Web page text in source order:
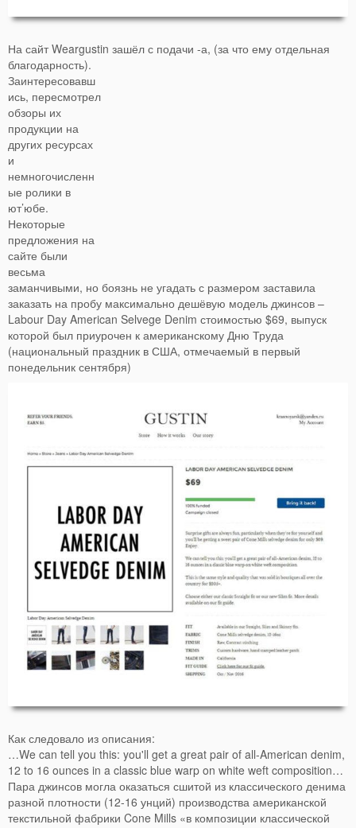
На сайт Weargustin зашёл с подачи -а, (за что ему отдельная
благодарность).
Заинтересовавш
ись, пересмотрел
обзоры их
продукции на
других ресурсах
и
немногочисленн
ые ролики в
ют’юбе.
Некоторые
предложения на
сайте были
весьма
заманчивыми, но боязнь не угадать с размером заставила
заказать на пробу максимально дешёвую модель джинсов –
Labour Day American Selvege Denim стоимостью $69, выпуск
которой был приурочен к американскому Дню Труда
(национальный праздник в США, отмечаемый в первый
понедельник сентября)
Как следовало из описания:
…We can tell you this: you'll get a great pair of all-American denim,
12 to 16 ounces in a classic blue warp on white weft composition…
Пара джинсов могла оказаться сшитой из классического денима
разной плотности (12-16 унций) производства американской
текстильной фабрики Cone Mills «в композиции классической